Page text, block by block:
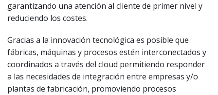
garantizando una atención al cliente de primer nivel y
reduciendo los costes.
Gracias a la innovación tecnológica es posible que
fábricas, máquinas y procesos estén interconectados y
coordinados a través del cloud permitiendo responder
a las necesidades de integración entre empresas y/o
plantas de fabricación, promoviendo procesos